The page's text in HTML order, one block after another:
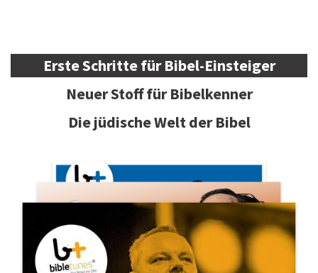
Erste Schritte für Bibel-Einsteiger
Neuer Stoff für Bibelkenner
Die jüdische Welt der Bibel